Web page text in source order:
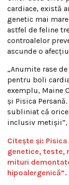
cardiace, există
genetic mai
astfel de feline
controalelor
ascunde o
„Anumite rase
pentru boli
exemplu, Maine
și Pisica
subliniat că
inclusiv
Citește și:
genetice, teste,
mituri
hipoalergenică”.